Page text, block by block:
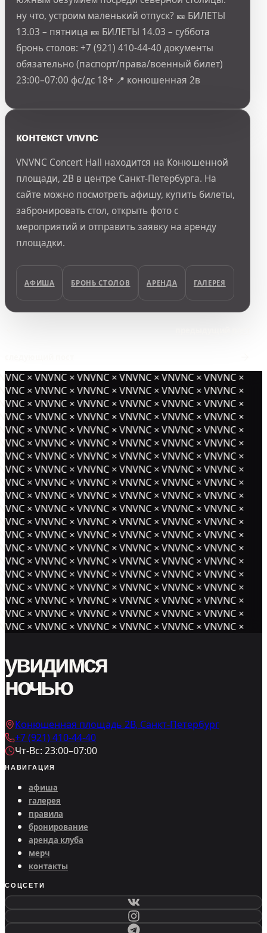
ну что, устроим маленький отпуск? 🎫 БИЛЕТЫ
13.03 – пятница 🎫 БИЛЕТЫ 14.03 – суббота
бронь столов: +7 (921) 410-44-40 документы
обязательно (паспорт/права/военный билет)
23:00–07:00 фс/дс 18+ 📍 конюшенная 2в
контекст vnvnc
VNVNC Concert Hall находится на Конюшенной
площади, 2В в центре Санкт-Петербурга. На
сайте можно посмотреть афишу, купить билеты,
забронировать стол, открыть фото с
мероприятий и отправить заявку на аренду
площадки.
АФИША БРОНЬ СТОЛОВ АРЕНДА ГАЛЕРЕЯ
× VNVNC × VNVNC × VNVNC × VNVNC × VNVNC ×
× VNVNC × VNVNC × VNVNC × VNVNC × VNVNC ×
× VNVNC × VNVNC × VNVNC × VNVNC × VNVNC ×
× VNVNC × VNVNC × VNVNC × VNVNC × VNVNC ×
× VNVNC × VNVNC × VNVNC × VNVNC × VNVNC ×
× VNVNC × VNVNC × VNVNC × VNVNC × VNVNC ×
× VNVNC × VNVNC × VNVNC × VNVNC × VNVNC ×
× VNVNC × VNVNC × VNVNC × VNVNC × VNVNC ×
× VNVNC × VNVNC × VNVNC × VNVNC × VNVNC ×
× VNVNC × VNVNC × VNVNC × VNVNC × VNVNC ×
× VNVNC × VNVNC × VNVNC × VNVNC × VNVNC ×
× VNVNC × VNVNC × VNVNC × VNVNC × VNVNC ×
× VNVNC × VNVNC × VNVNC × VNVNC × VNVNC ×
× VNVNC × VNVNC × VNVNC × VNVNC × VNVNC ×
× VNVNC × VNVNC × VNVNC × VNVNC × VNVNC ×
× VNVNC × VNVNC × VNVNC × VNVNC × VNVNC ×
× VNVNC × VNVNC × VNVNC × VNVNC × VNVNC ×
× VNVNC × VNVNC × VNVNC × VNVNC × VNVNC ×
× VNVNC × VNVNC × VNVNC × VNVNC × VNVNC ×
× VNVNC × VNVNC × VNVNC × VNVNC × VNVNC ×
увидимся
ночью
Конюшенная площадь 2В, Санкт-Петербург
+7 (921) 410-44-40
Чт-Вс: 23:00–07:00
НАВИГАЦИЯ
афиша
галерея
правила
бронирование
аренда клуба
мерч
контакты
СОЦСЕТИ